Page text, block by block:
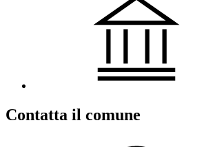
Contatta il comune